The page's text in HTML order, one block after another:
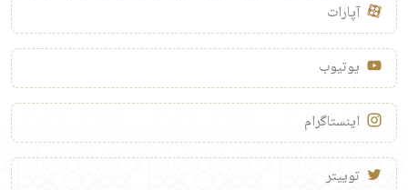
آپارات
یوتیوب
اینستاگرام
توییتر